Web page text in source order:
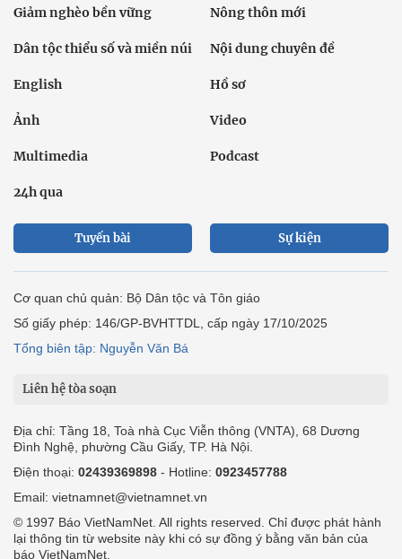
Giảm nghèo bền vững Nông thôn mới
Dân tộc thiểu số và miền núi Nội dung chuyên đề
English Hồ sơ
Ảnh Video
Multimedia Podcast
24h qua
Tuyến bài Sự kiện
Cơ quan chủ quản: Bộ Dân tộc và Tôn giáo
Số giấy phép: 146/GP-BVHTTDL, cấp ngày 17/10/2025
Tổng biên tập: Nguyễn Văn Bá
Liên hệ tòa soạn
Địa chỉ: Tầng 18, Toà nhà Cục Viễn thông (VNTA), 68 Dương
Đình Nghệ, phường Cầu Giấy, TP. Hà Nội.
Điện thoại: 02439369898 - Hotline: 0923457788
Email: vietnamnet@vietnamnet.vn
© 1997 Báo VietNamNet. All rights reserved. Chỉ được phát hành
lại thông tin từ website này khi có sự đồng ý bằng văn bản của
báo VietNamNet.